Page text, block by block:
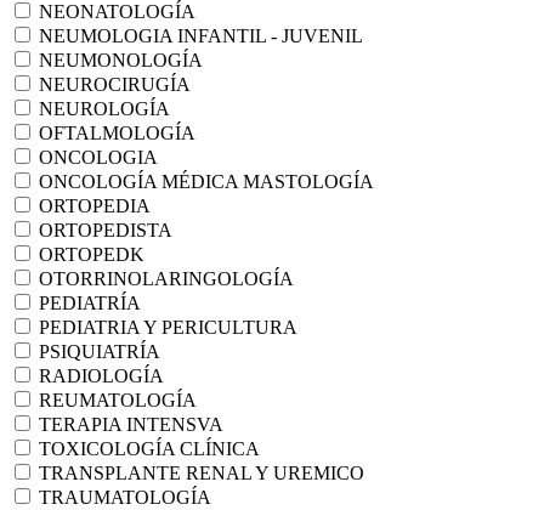
NEONATOLOGÍA
NEUMOLOGIA INFANTIL - JUVENIL
NEUMONOLOGÍA
NEUROCIRUGÍA
NEUROLOGÍA
OFTALMOLOGÍA
ONCOLOGIA
ONCOLOGÍA MÉDICA MASTOLOGÍA
ORTOPEDIA
ORTOPEDISTA
ORTOPEDK
OTORRINOLARINGOLOGÍA
PEDIATRÍA
PEDIATRIA Y PERICULTURA
PSIQUIATRÍA
RADIOLOGÍA
REUMATOLOGÍA
TERAPIA INTENSVA
TOXICOLOGÍA CLÍNICA
TRANSPLANTE RENAL Y UREMICO
TRAUMATOLOGÍA